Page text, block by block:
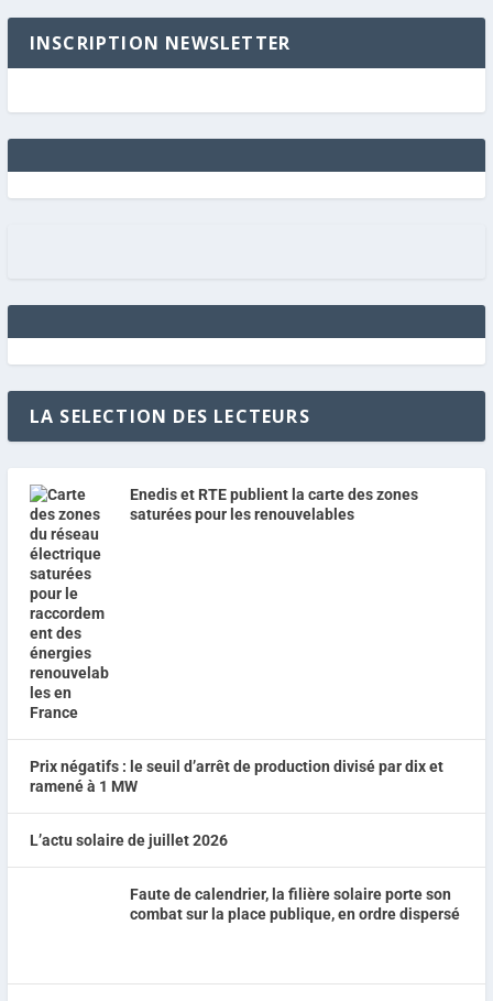
INSCRIPTION NEWSLETTER
LA SELECTION DES LECTEURS
Enedis et RTE publient la carte des zones
saturées pour les renouvelables
Prix négatifs : le seuil d’arrêt de production divisé par dix et
ramené à 1 MW
L’actu solaire de juillet 2026
Faute de calendrier, la filière solaire porte son
combat sur la place publique, en ordre dispersé